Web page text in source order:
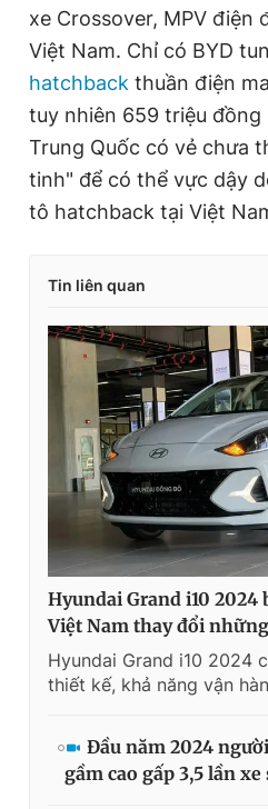
xe Crossover, MPV điện
Việt Nam. Chỉ có BYD
hatchback thuần điện
tuy nhiên 659 triệu
Trung Quốc có vẻ chưa
tinh" để có thể vực dậy
tô hatchback tại Việt
Tin liên quan
Hyundai Grand i10 2024
Việt Nam thay đổi
Hyundai Grand i10 2024
thiết kế, khả năng vận
Đầu năm 2024
gầm cao gấp 3,5 lần